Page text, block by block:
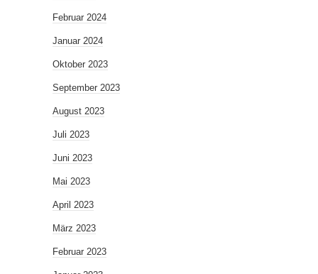
Februar 2024
Januar 2024
Oktober 2023
September 2023
August 2023
Juli 2023
Juni 2023
Mai 2023
April 2023
März 2023
Februar 2023